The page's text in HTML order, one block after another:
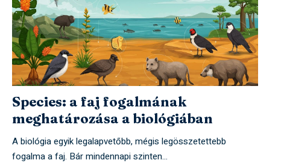
Species: a faj fogalmának
meghatározása a biológiában
A biológia egyik legalapvetőbb, mégis legösszetettebb
fogalma a faj. Bár mindennapi szinten…